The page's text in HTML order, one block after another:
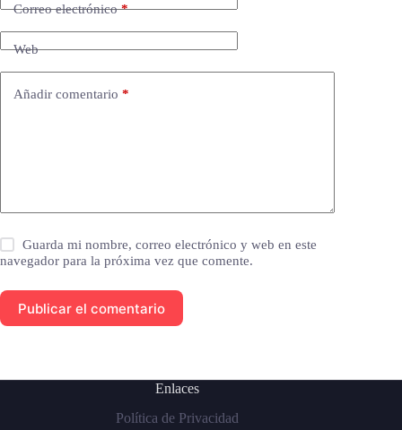
Correo electrónico*
Web
Añadir comentario *
Guarda mi nombre, correo electrónico y web en este
navegador para la próxima vez que comente.
Publicar el comentario
Enlaces
Política de Privacidad